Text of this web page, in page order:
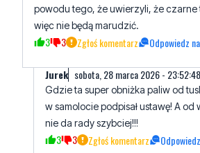
Jurek sobota, 28 marca 2026 - 23:52:48
Gdzie ta super obniżka paliw od
nie da rady szybciej!!!
3 3 Zgłoś komentarz
Spokojnie niedziela, 29 marca 2026
Przecież dla ciebie, czarne to